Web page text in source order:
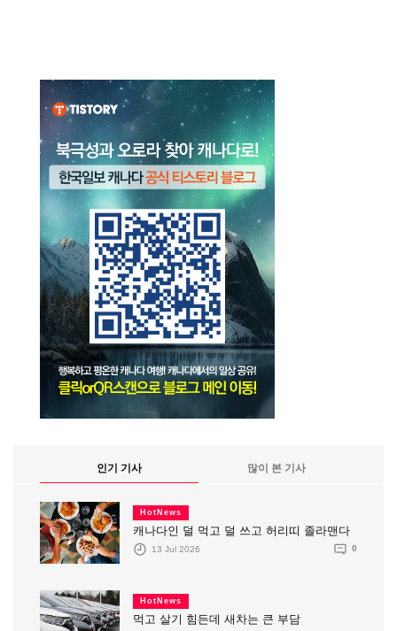
인기 기사 많이 본 기사
HotNews
캐나다인 덜 먹고 덜 쓰고 허리띠 졸라맨다
13 Jul 2026 0
HotNews
먹고 살기 힘든데 새차는 큰 부담